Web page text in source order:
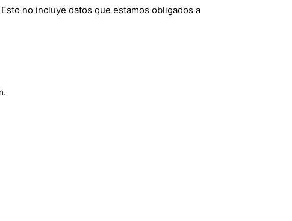
no incluye datos que estamos obligados a